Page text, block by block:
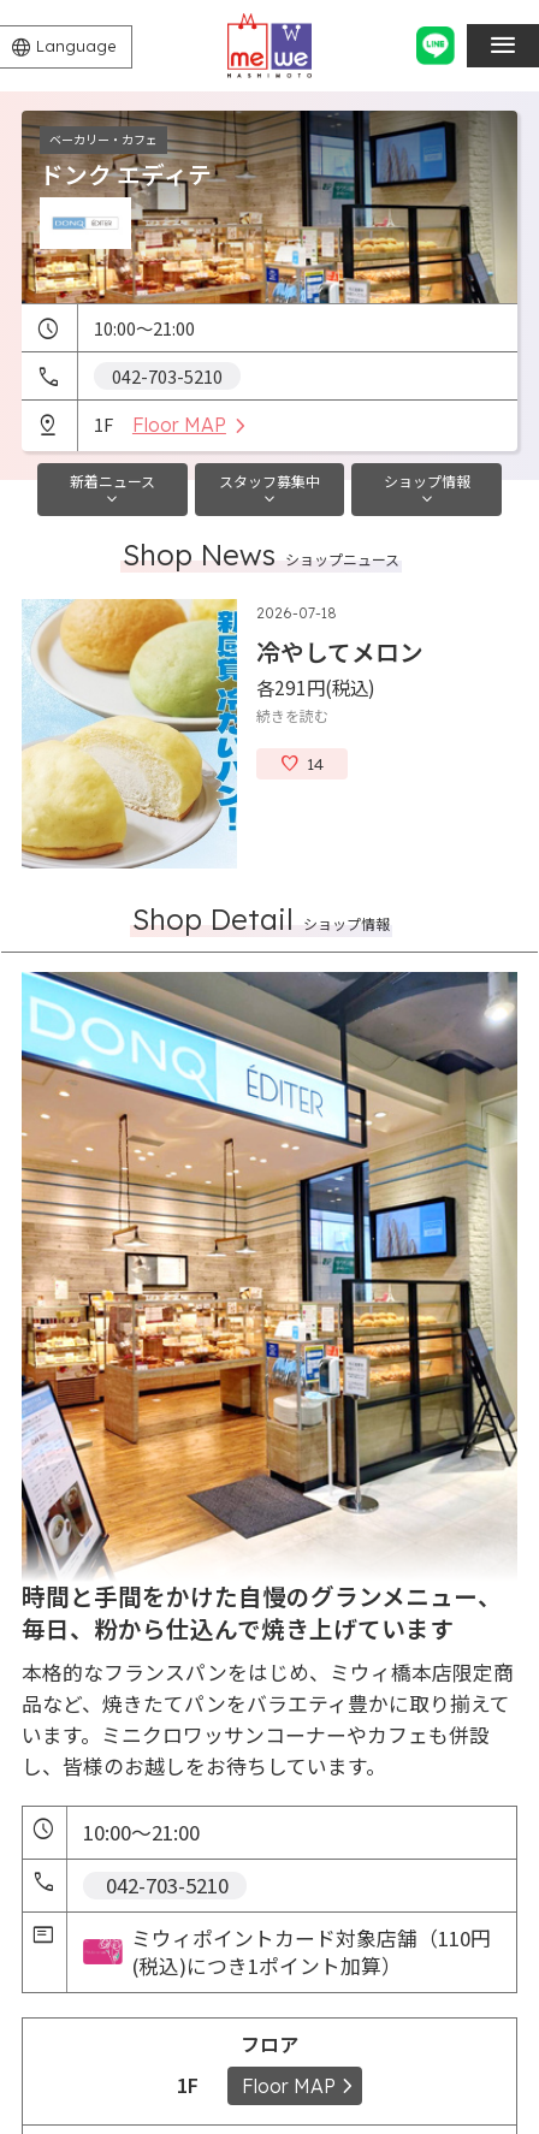
Language
ベーカリー・カフェ
ドンク エディテ
10:00～21:00
042-703-5210
1F
Floor MAP
新着ニュース スタッフ募集中 ショップ情報
Shop News ショップニュース
2026-07-18
冷やしてメロン
各291円(税込)
続きを読む
14
Shop Detail ショップ情報
時間と手間をかけた自慢のグランメニュー、
毎日、粉から仕込んで焼き上げています
本格的なフランスパンをはじめ、ミウィ橋本店限定商
品など、焼きたてパンをバラエティ豊かに取り揃えて
います。ミニクロワッサンコーナーやカフェも併設
し、皆様のお越しをお待ちしています。
10:00～21:00
042-703-5210
ミウィポイントカード対象店舗（110円
(税込)につき1ポイント加算）
フロア
1F Floor MAP